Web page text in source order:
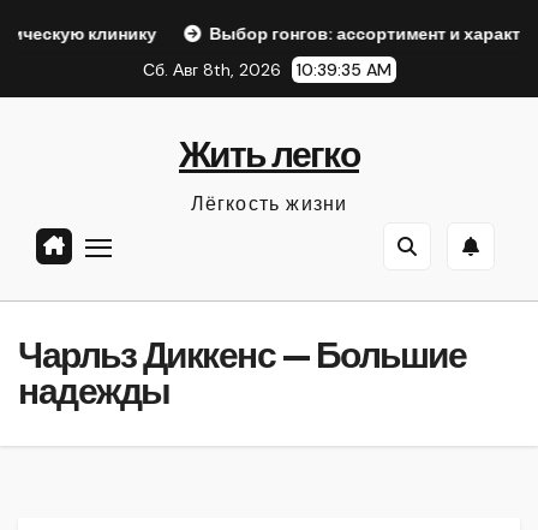
Выбор гонгов: ассортимент и характеристики
Сб. Авг 8th, 2026
10:39:36 AM
Жить легко
Лёгкость жизни
Чарльз Диккенс — Большие
надежды